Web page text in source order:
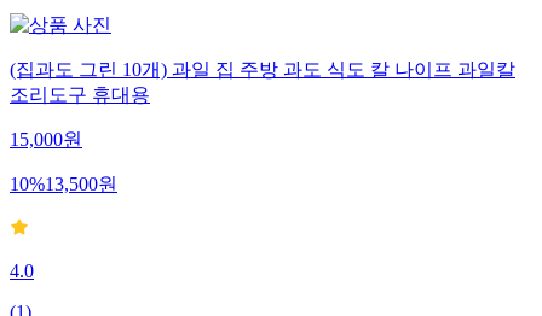
(집과도 그린 10개) 과일 집 주방 과도 식도 칼 나이프 과일칼
조리도구 휴대용
15,000원
10%13,500원
4.0